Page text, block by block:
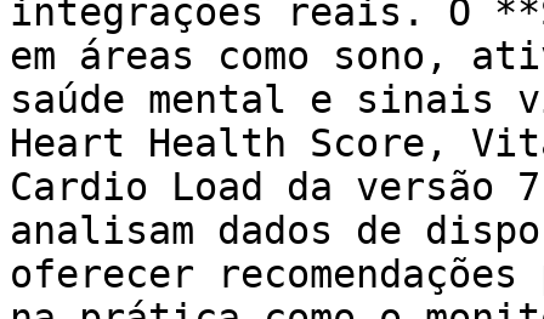
integrações reais. O
em áreas como sono,
saúde mental e sinais
Heart Health Score,
Cardio Load da versão
analisam dados de
oferecer